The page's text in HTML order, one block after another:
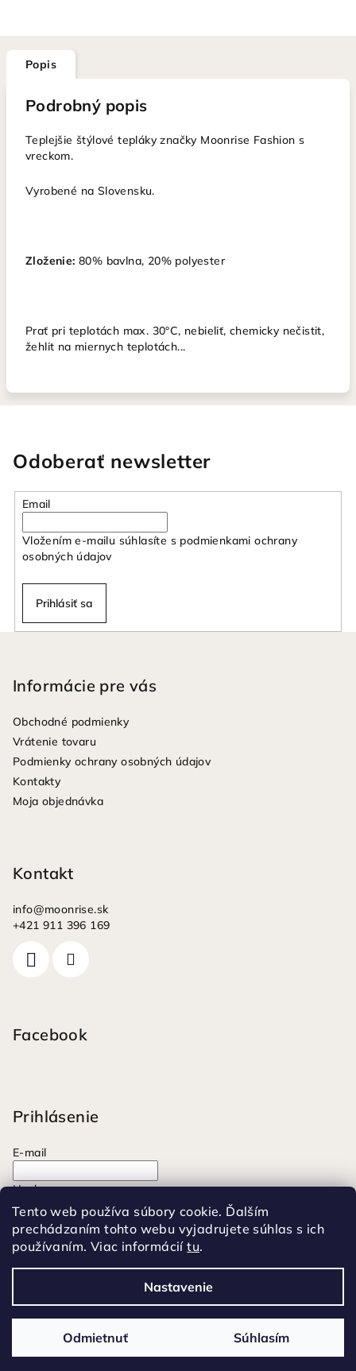
Tento web používa súbory cookie. Ďalším
prechádzaním tohto webu vyjadrujete súhlas s ich
používaním. Viac informáciítu.
Nastavenie
Odmietnuť Súhlasím
Popis
Podrobný popis
Teplejšie štýlové tepláky značky Moonrise Fashion s
vreckom.
Vyrobené na Slovensku.
Zloženie: 80% bavlna, 20% polyester
Prať pri teplotách max. 30°C, nebieliť, chemicky nečistit,
žehlit na miernych teplotách...
Odoberať newsletter
Email
Vložením e-mailu súhlasíte s podmienkami ochrany
osobných údajov
Prihlásiť sa
Informácie pre vás
Obchodné podmienky
Vrátenie tovaru
Podmienky ochrany osobných údajov
Kontakty
Moja objednávka
Kontakt
info@moonrise.sk
+421 911 396 169
Facebook
Prihlásenie
E-mail
Heslo
Prihlásiť sa
Nová registráciaZabudnuté heslo
Vytvoril Shoptet